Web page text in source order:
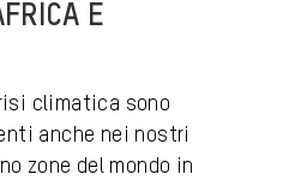
È
climatica sono
anche nei nostri
zone del mondo in